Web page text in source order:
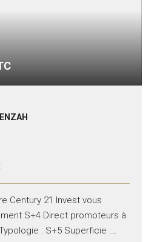
Century 21 Invest vous
S+4 Direct promoteurs à
: S+5 Superficie :